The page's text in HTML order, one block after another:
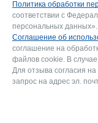
Политика обработки
соответствии с
персональных данных».
Соглашение об
соглашение на
файлов cookie. В
Для отзыва согласия
запрос на адрес эл.